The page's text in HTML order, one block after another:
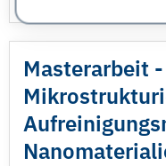
Masterarbeit -